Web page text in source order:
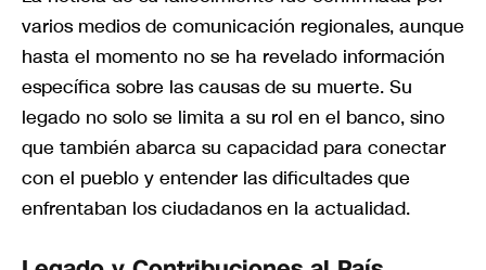
varios medios de comunicación regionales, aunque
hasta el momento no se ha revelado información
específica sobre las causas de su muerte. Su
legado no solo se limita a su rol en el banco, sino
que también abarca su capacidad para conectar
con el pueblo y entender las dificultades que
enfrentaban los ciudadanos en la actualidad.